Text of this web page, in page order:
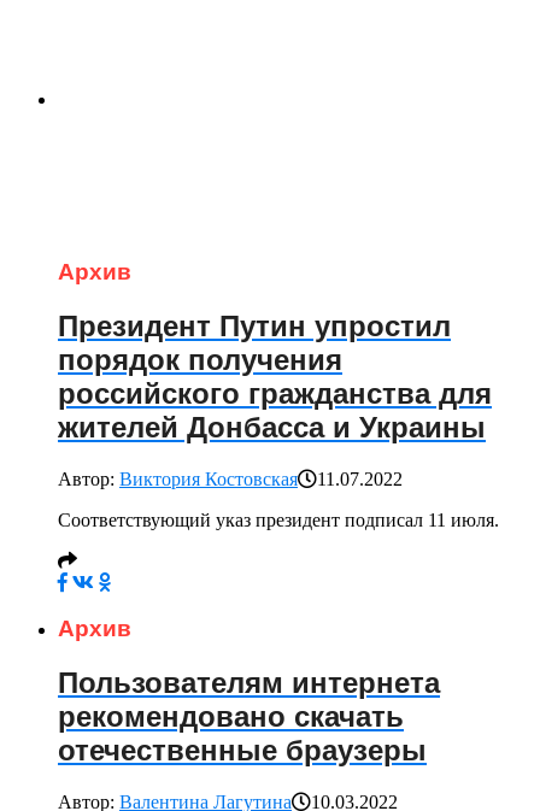
Архив
Президент Путин упростил
порядок получения
российского гражданства для
жителей Донбасса и Украины
Автор: Виктория Костовская
11.07.2022
Соответствующий указ президент подписал 11 июля.
Архив
Пользователям интернета
рекомендовано скачать
отечественные браузеры
Автор: Валентина Лагутина 10.03.2022